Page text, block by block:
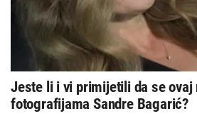
Jeste li i vi primijetili da se ovaj
fotografijama Sandre Bagarić?